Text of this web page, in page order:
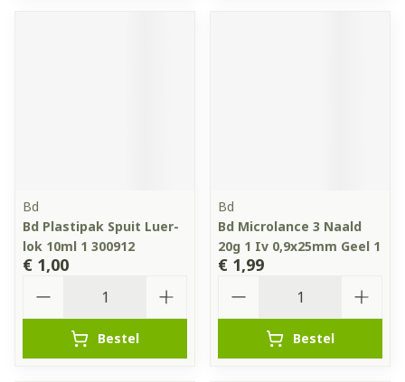
Bd
Bd Plastipak Spuit Luer-
lok 10ml 1 300912
€ 1,00
Bestel
Bd
Bd Microlance 3 Naald
20g 1 Iv 0,9x25mm Geel 1
€ 1,99
Bestel